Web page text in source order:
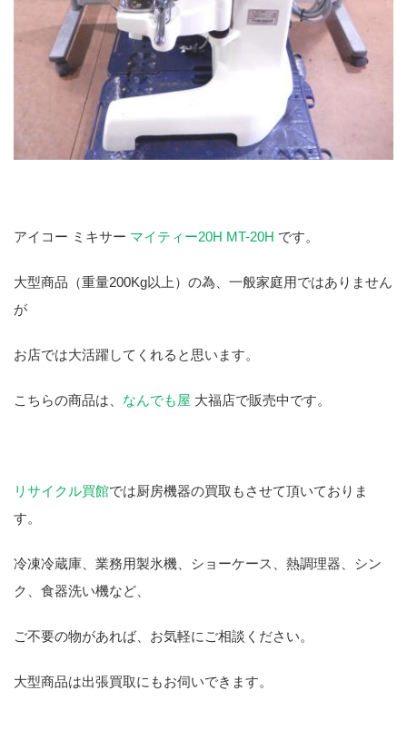
アイコー ミキサー マイティー20H MT-20H です。
大型商品（重量200Kg以上）の為、一般家庭用ではありません
が
お店では大活躍してくれると思います。
こちらの商品は、 なんでも屋 大福店で販売中です。
リサイクル買館では厨房機器の買取もさせて頂いておりま
す。
冷凍冷蔵庫、業務用製氷機、ショーケース、熱調理器、シン
ク、食器洗い機など、
ご不要の物があれば、お気軽にご相談ください。
大型商品は出張買取にもお伺いできます。